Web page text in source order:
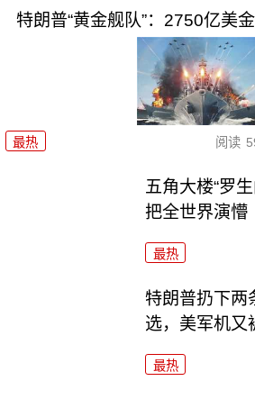
特朗普“黄金舰队”：2750亿美
最热 阅读
五角大楼“罗
把全世界演懵
最热
特朗普扔下两
选，美军机又
最热